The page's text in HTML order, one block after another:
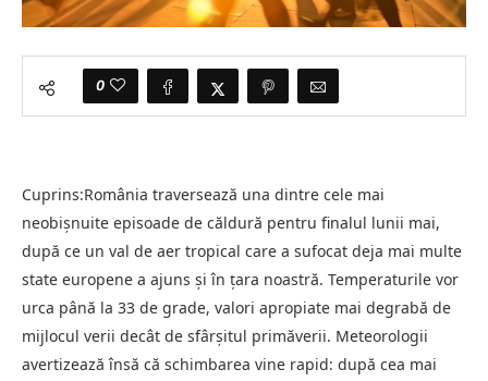
0
Cuprins:România traversează una dintre cele mai
neobișnuite episoade de căldură pentru finalul lunii mai,
după ce un val de aer tropical care a sufocat deja mai multe
state europene a ajuns și în țara noastră. Temperaturile vor
urca până la 33 de grade, valori apropiate mai degrabă de
mijlocul verii decât de sfârșitul primăverii. Meteorologii
avertizează însă că schimbarea vine rapid: după cea mai